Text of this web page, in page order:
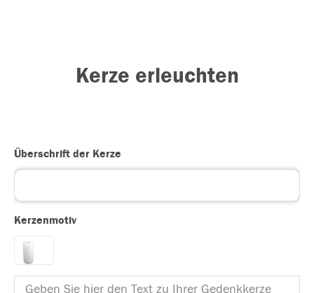
Kerze erleuchten
Überschrift der Kerze
Kerzenmotiv